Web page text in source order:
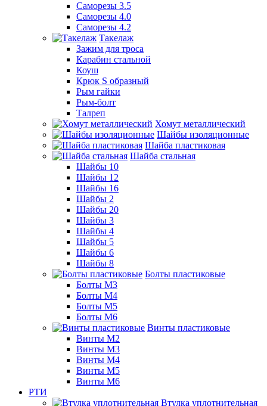
Саморезы 3.5
Саморезы 4.0
Саморезы 4.2
Такелаж
Зажим для троса
Карабин стальной
Коуш
Крюк S образный
Рым гайки
Рым-болт
Талреп
Хомут металлический
Шайбы изоляционные
Шайба пластиковая
Шайба стальная
Шайбы 10
Шайбы 12
Шайбы 16
Шайбы 2
Шайбы 20
Шайбы 3
Шайбы 4
Шайбы 5
Шайбы 6
Шайбы 8
Болты пластиковые
Болты М3
Болты М4
Болты М5
Болты М6
Винты пластиковые
Винты М2
Винты М3
Винты М4
Винты М5
Винты М6
РТИ
Втулка уплотнительная